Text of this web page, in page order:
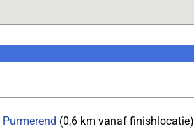
Purmerend (0,6 km vanaf finishlocatie)